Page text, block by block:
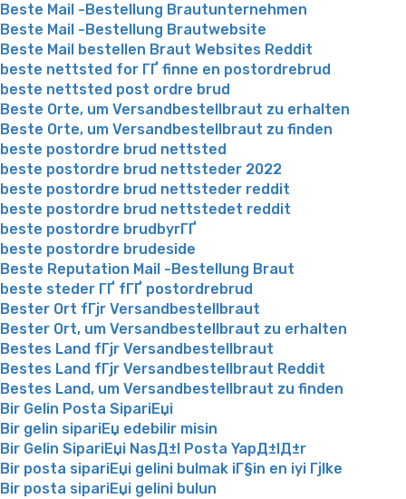
Beste Mail -Bestellung Brautunternehmen
Beste Mail -Bestellung Brautwebsite
Beste Mail bestellen Braut Websites Reddit
beste nettsted for ГҐ finne en postordrebrud
beste nettsted post ordre brud
Beste Orte, um Versandbestellbraut zu erhalten
Beste Orte, um Versandbestellbraut zu finden
beste postordre brud nettsted
beste postordre brud nettsteder 2022
beste postordre brud nettsteder reddit
beste postordre brud nettstedet reddit
beste postordre brudbyrГҐ
beste postordre brudeside
Beste Reputation Mail -Bestellung Braut
beste steder ГҐ fГҐ postordrebrud
Bester Ort fГјr Versandbestellbraut
Bester Ort, um Versandbestellbraut zu erhalten
Bestes Land fГјr Versandbestellbraut
Bestes Land fГјr Versandbestellbraut Reddit
Bestes Land, um Versandbestellbraut zu finden
Bir Gelin Posta SipariЕџi
Bir gelin sipariЕџ edebilir misin
Bir Gelin SipariЕџi NasД±l Posta YapД±lД±r
Bir posta sipariЕџi gelini bulmak iГ§in en iyi Гјlke
Bir posta sipariЕџi gelini bulun